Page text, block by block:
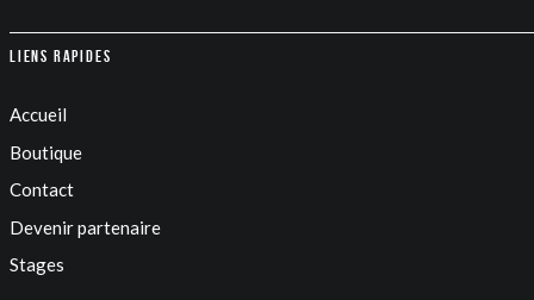
Liens rapides
Accueil
Boutique
Contact
Devenir partenaire
Stages